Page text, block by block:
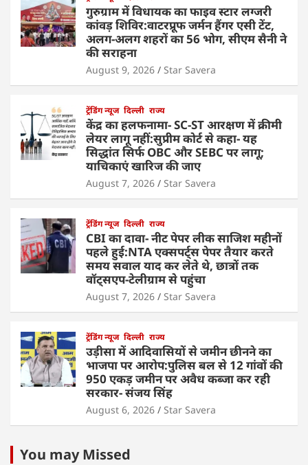
गुरुग्राम में विधायक का फाइव स्टार लग्जरी
कांवड़ शिविर:वाटरप्रूफ जर्मन हैंगर एसी टेंट,
अलग-अलग शहरों का 56 भोग, सीएम सैनी ने
की सराहना
August 9, 2026 Star Savera
ट्रेंडिंग न्यूज दिल्ली राज्य
केंद्र का हलफनामा- SC-ST आरक्षण में क्रीमी
लेयर लागू नहीं:सुप्रीम कोर्ट से कहा- यह
सिद्धांत सिर्फ OBC और SEBC पर लागू;
याचिकाएं खारिज की जाए
August 7, 2026 Star Savera
ट्रेंडिंग न्यूज दिल्ली राज्य
CBI का दावा- नीट पेपर लीक साजिश महीनों
पहले हुई:NTA एक्सपर्ट्स पेपर तैयार करते
समय सवाल याद कर लेते थे, छात्रों तक
वॉट्सएप-टेलीग्राम से पहुंचा
August 7, 2026 Star Savera
ट्रेंडिंग न्यूज दिल्ली राज्य
उड़ीसा में आदिवासियों से जमीन छीनने का
भाजपा पर आरोप:पुलिस बल से 12 गांवों की
950 एकड़ जमीन पर अवैध कब्जा कर रही
सरकार- संजय सिंह
August 6, 2026 Star Savera
You may Missed